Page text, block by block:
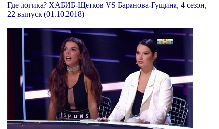
Где логика? ХАБИБ-Щетков VS Баранова-Гущина, 4 сезон,
22 выпуск (01.10.2018)